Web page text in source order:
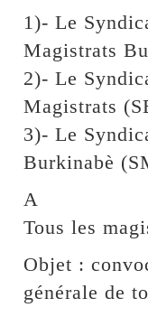
1)- Le
Magistrats
2)- Le
Magistrats
3)- Le
Burkinabè
A
Tous les
Objet :
générale de